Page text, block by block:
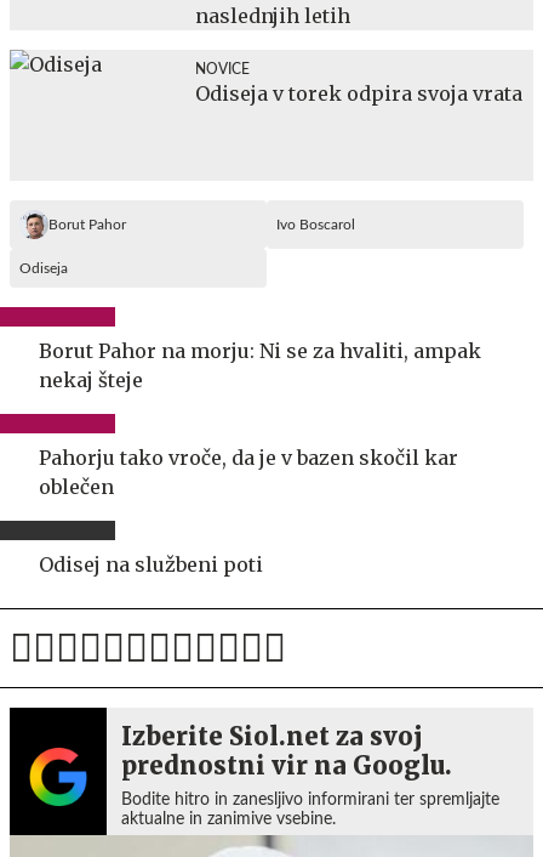
naslednjih letih
NOVICE
Odiseja v torek odpira svoja vrata
Borut Pahor Ivo Boscarol
Odiseja
Borut Pahor na morju: Ni se za hvaliti, ampak
nekaj šteje
Pahorju tako vroče, da je v bazen skočil kar
oblečen
Odisej na službeni poti
Izberite Siol.net za svoj
prednostni vir na Googlu.
Bodite hitro in zanesljivo informirani ter spremljajte
aktualne in zanimive vsebine.